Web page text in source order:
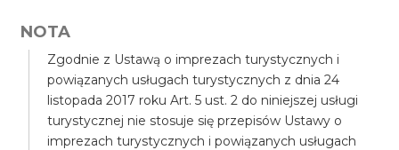
NOTA
Zgodnie z Ustawą o imprezach turystycznych i
powiązanych usługach turystycznych z dnia 24
listopada 2017 roku Art. 5 ust. 2 do niniejszej usługi
turystycznej nie stosuje się przepisów Ustawy o
imprezach turystycznych i powiązanych usługach